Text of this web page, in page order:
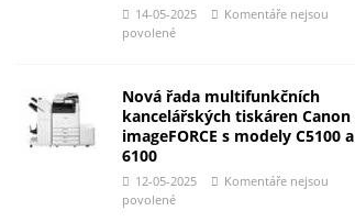
14-05-2025
Komentáře nejsou
povolené
Nová řada multifunkčních
kancelářských tiskáren Canon
imageFORCE s modely C5100 a
6100
12-05-2025
Komentáře nejsou
povolené